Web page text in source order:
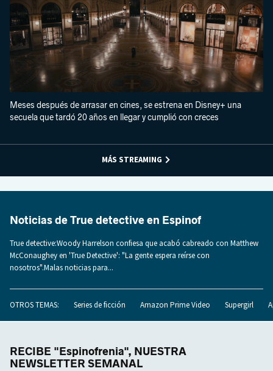
Meses después de arrasar en cines, se estrena en Disney+ una
secuela que tardó 20 años en llegar y cumplió con creces
MÁS STREAMING
Noticias de True detective en Espinof
True detective:Woody Harrelson confiesa que acabó cabreado con Matthew
McConaughey en 'True Detective': "La gente espera reírse con
nosotros".Malas noticias para...
OTROS TEMAS: Series de ficción Amazon Prime Video Supergirl
RECIBE "Espinofrenia", NUESTRA
NEWSLETTER SEMANAL